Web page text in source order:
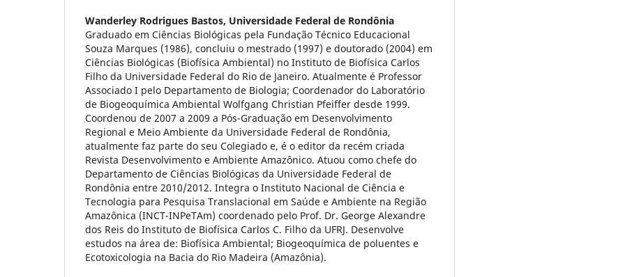
Wanderley Rodrigues Bastos, Universidade Federal de Rondônia
Graduado em Ciências Biológicas pela Fundação Técnico Educacional
Souza Marques (1986), concluiu o mestrado (1997) e doutorado (2004) em
Ciências Biológicas (Biofísica Ambiental) no Instituto de Biofísica Carlos
Filho da Universidade Federal do Rio de Janeiro. Atualmente é Professor
Associado I pelo Departamento de Biologia; Coordenador do Laboratório
de Biogeoquímica Ambiental Wolfgang Christian Pfeiffer desde 1999.
Coordenou de 2007 a 2009 a Pós-Graduação em Desenvolvimento
Regional e Meio Ambiente da Universidade Federal de Rondônia,
atualmente faz parte do seu Colegiado e, é o editor da recém criada
Revista Desenvolvimento e Ambiente Amazônico. Atuou como chefe do
Departamento de Ciências Biológicas da Universidade Federal de
Rondônia entre 2010/2012. Integra o Instituto Nacional de Ciência e
Tecnologia para Pesquisa Translacional em Saúde e Ambiente na Região
Amazônica (INCT-INPeTAm) coordenado pelo Prof. Dr. George Alexandre
dos Reis do Instituto de Biofísica Carlos C. Filho da UFRJ. Desenvolve
estudos na área de: Biofísica Ambiental; Biogeoquímica de poluentes e
Ecotoxicologia na Bacia do Rio Madeira (Amazônia).